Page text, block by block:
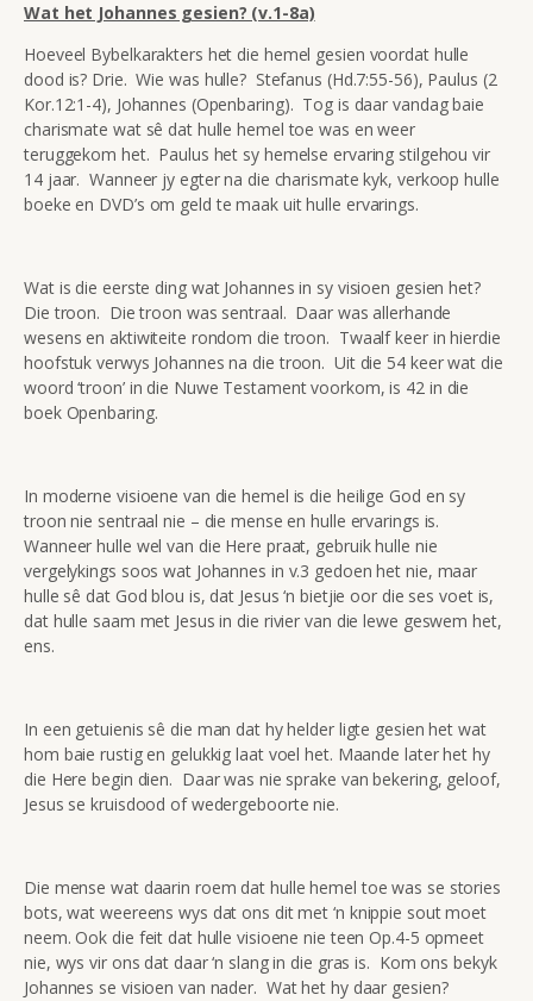
Wat het Johannes gesien? (v.1-8a)
Hoeveel Bybelkarakters het die hemel gesien voordat hulle
dood is? Drie. Wie was hulle? Stefanus (Hd.7:55-56), Paulus (2
Kor.12:1-4), Johannes (Openbaring). Tog is daar vandag baie
charismate wat sê dat hulle hemel toe was en weer
teruggekom het. Paulus het sy hemelse ervaring stilgehou vir
14 jaar. Wanneer jy egter na die charismate kyk, verkoop hulle
boeke en DVD’s om geld te maak uit hulle ervarings.
Wat is die eerste ding wat Johannes in sy visioen gesien het?
Die troon. Die troon was sentraal. Daar was allerhande
wesens en aktiwiteite rondom die troon. Twaalf keer in hierdie
hoofstuk verwys Johannes na die troon. Uit die 54 keer wat die
woord ‘troon’ in die Nuwe Testament voorkom, is 42 in die
boek Openbaring.
In moderne visioene van die hemel is die heilige God en sy
troon nie sentraal nie – die mense en hulle ervarings is.
Wanneer hulle wel van die Here praat, gebruik hulle nie
vergelykings soos wat Johannes in v.3 gedoen het nie, maar
hulle sê dat God blou is, dat Jesus ‘n bietjie oor die ses voet is,
dat hulle saam met Jesus in die rivier van die lewe geswem het,
ens.
In een getuienis sê die man dat hy helder ligte gesien het wat
hom baie rustig en gelukkig laat voel het. Maande later het hy
die Here begin dien. Daar was nie sprake van bekering, geloof,
Jesus se kruisdood of wedergeboorte nie.
Die mense wat daarin roem dat hulle hemel toe was se stories
bots, wat weereens wys dat ons dit met ‘n knippie sout moet
neem. Ook die feit dat hulle visioene nie teen Op.4-5 opmeet
nie, wys vir ons dat daar ‘n slang in die gras is. Kom ons bekyk
Johannes se visioen van nader. Wat het hy daar gesien?